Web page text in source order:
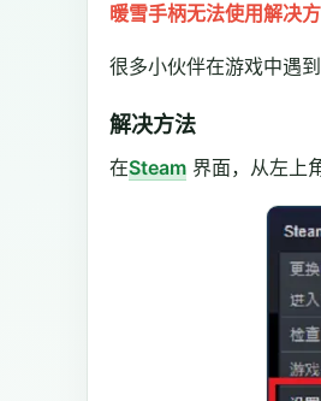
暖雪手柄无法使用解决
很多小伙伴在游戏中遇
解决方法
在Steam 界面，从左上